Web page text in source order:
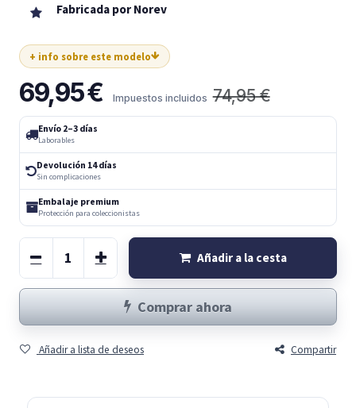
Fabricada por Norev
+ info sobre este modelo
69,95€ Impuestos incluidos 74,95€
Envío 2–3 días
Laborables
Devolución 14 días
Sin complicaciones
Embalaje premium
Protección para coleccionistas
Añadir a la cesta
Comprar ahora
Añadir a lista de deseos Compartir